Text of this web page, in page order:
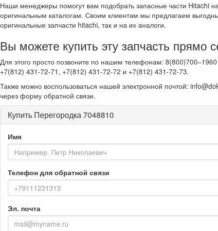
Наши менеджеры помогут вам подобрать запасные части Hitachi
оригинальным каталогам. Своим клиентам мы предлагаем
оригинальные запчасти hitachi, так и на их аналоги.
Вы можете купить эту запчасть прямо
Для этого просто позвоните по нашим телефонам:
+7(812) 431-72-71, +7(812) 431-72-72 и +7(812) 431-72-73.
Также можно воспользоваться нашей электронной почтой:
через форму обратной связи.
Купить Перегородка 7048810
Имя
Телефон для обратной связи
Эл. почта